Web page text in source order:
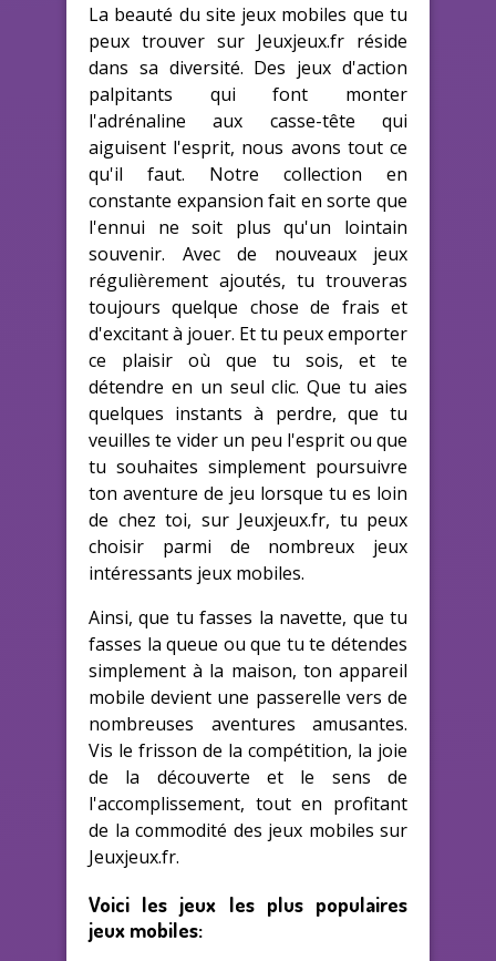
La beauté du site jeux mobiles que tu
peux trouver sur Jeuxjeux.fr réside
dans sa diversité. Des jeux d'action
palpitants qui font monter
l'adrénaline aux casse-tête qui
aiguisent l'esprit, nous avons tout ce
qu'il faut. Notre collection en
constante expansion fait en sorte que
l'ennui ne soit plus qu'un lointain
souvenir. Avec de nouveaux jeux
régulièrement ajoutés, tu trouveras
toujours quelque chose de frais et
d'excitant à jouer. Et tu peux emporter
ce plaisir où que tu sois, et te
détendre en un seul clic. Que tu aies
quelques instants à perdre, que tu
veuilles te vider un peu l'esprit ou que
tu souhaites simplement poursuivre
ton aventure de jeu lorsque tu es loin
de chez toi, sur Jeuxjeux.fr, tu peux
choisir parmi de nombreux jeux
intéressants jeux mobiles.
Ainsi, que tu fasses la navette, que tu
fasses la queue ou que tu te détendes
simplement à la maison, ton appareil
mobile devient une passerelle vers de
nombreuses aventures amusantes.
Vis le frisson de la compétition, la joie
de la découverte et le sens de
l'accomplissement, tout en profitant
de la commodité des jeux mobiles sur
Jeuxjeux.fr.
Voici les jeux les plus populaires
jeux mobiles: